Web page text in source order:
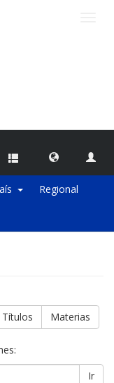
Regional
Títulos Materias
Ir